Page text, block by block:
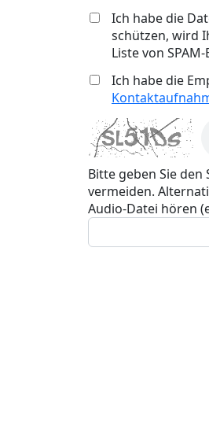
Ich habe die
schützen, wird
Liste von
Ich habe die
Bitte geben Sie
vermeiden.
Audio-Datei hören